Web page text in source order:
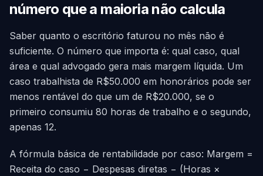
número que a maioria não calcula
Saber quanto o escritório faturou no mês não é
suficiente. O número que importa é: qual caso, qual
área e qual advogado gera mais margem líquida. Um
caso trabalhista de R$50.000 em honorários pode ser
menos rentável do que um de R$20.000, se o
primeiro consumiu 80 horas de trabalho e o segundo,
apenas 12.
A fórmula básica de rentabilidade por caso: Margem =
Receita do caso − Despesas diretas − (Horas ×